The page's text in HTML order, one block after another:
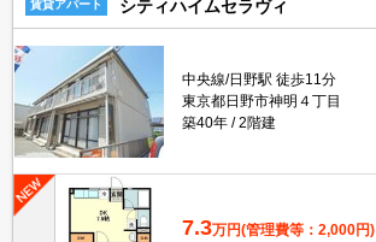
賃貸アパート シティハイムセラヴィ
中央線/日野駅 徒歩11分
東京都日野市神明４丁目
築40年
2階建
7.3万円(管理費等：2,000円)